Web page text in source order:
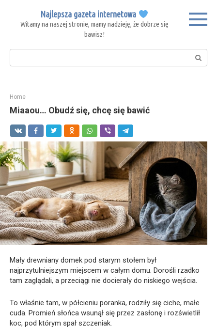
content
Najlepsza gazeta internetowa
Witamy na naszej stronie, mamy nadzieję, że dobrze się
bawisz!
Search:
Home
Miaaou… Obudź się, chcę się bawić
Mały drewniany domek pod starym stołem był
najprzytulniejszym miejscem w całym domu. Dorośli rzadko
tam zaglądali, a przeciągi nie docierały do niskiego wejścia.
To właśnie tam, w półcieniu poranka, rodziły się ciche, małe
cuda. Promień słońca wsunął się przez zasłonę i rozświetlił
koc, pod którym spał szczeniak.